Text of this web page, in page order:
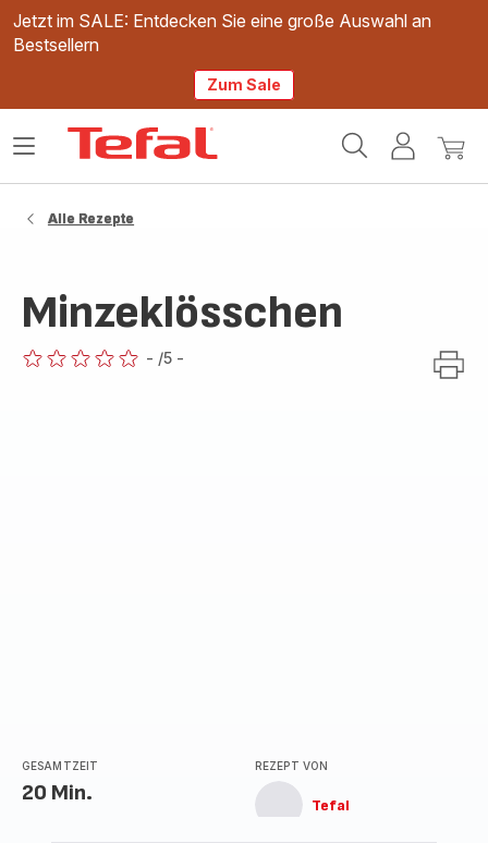
Jetzt im SALE: Entdecken Sie eine große Auswahl an
Bestsellern
Zum Sale
Mein
Mein
Das
Alle Rezepte
Minzeklösschen
- /5 -
GESAMTZEIT
20 Min.
REZEPT VON
Tefal